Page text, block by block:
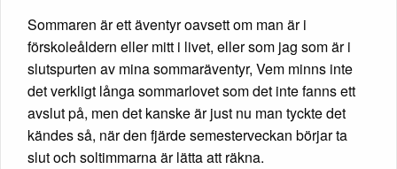
Sommaren är ett äventyr oavsett om man är i
förskoleåldern eller mitt i livet, eller som jag som är i
slutspurten av mina sommaräventyr, Vem minns inte
det verkligt långa sommarlovet som det inte fanns ett
avslut på, men det kanske är just nu man tyckte det
kändes så, när den fjärde semesterveckan börjar ta
slut och soltimmarna är lätta att räkna.